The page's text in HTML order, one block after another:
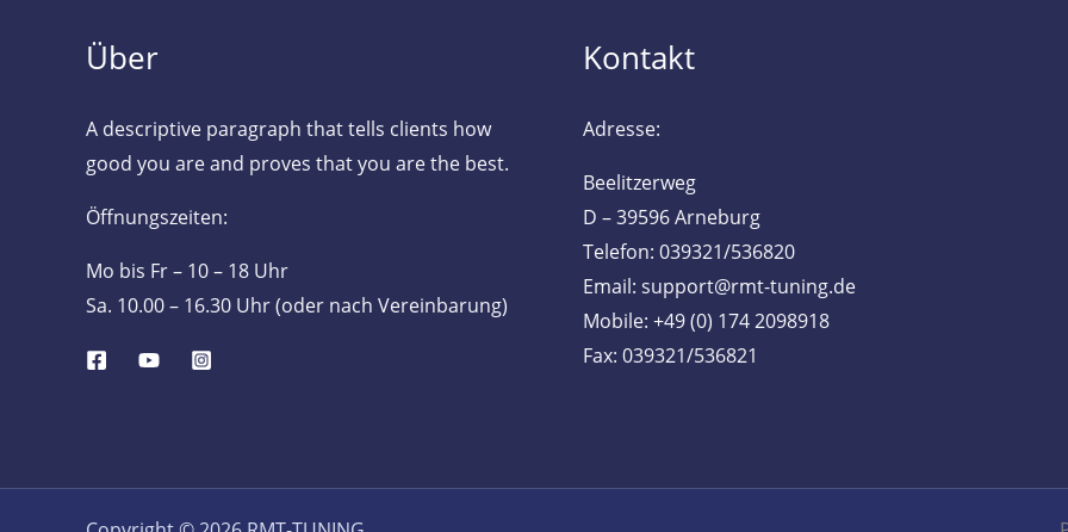
Über
A descriptive paragraph that tells clients how
good you are and proves that you are the best.
Öffnungszeiten:
Mo bis Fr – 10 – 18 Uhr
Sa. 10.00 – 16.30 Uhr (oder nach Vereinbarung)
Kontakt
Adresse:
Beelitzerweg
D – 39596 Arneburg
Telefon: 039321/536820
Email: support@rmt-tuning.de
Mobile: +49 (0) 174 2098918
Fax: 039321/536821